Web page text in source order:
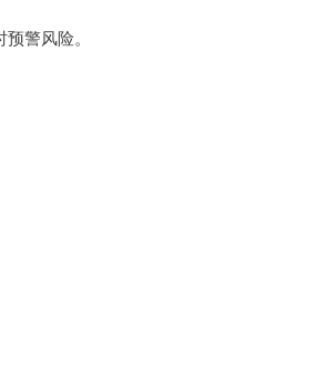
警风险。